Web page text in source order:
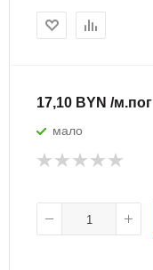
17,10 BYN /м.пог
мало